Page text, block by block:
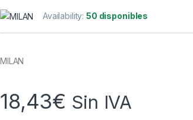
Availability:50 disponibles
MILAN
18,43€ Sin IVA